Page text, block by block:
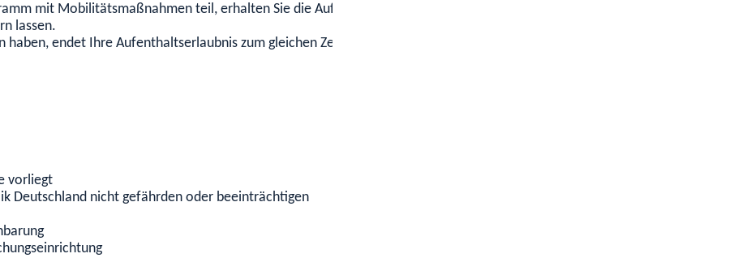
mit Mobilitätsmaßnahmen teil, erhalten Sie die Aufenthaltserlaubnis für mindestens zwei Jahre.
lassen.
endet Ihre Aufenthaltserlaubnis zum gleichen Zeitpunkt
vorliegt
Deutschland nicht gefährden oder beeinträchtigen